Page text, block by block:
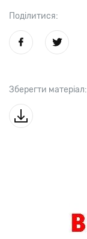
Поділитися:
Зберегти матеріал: